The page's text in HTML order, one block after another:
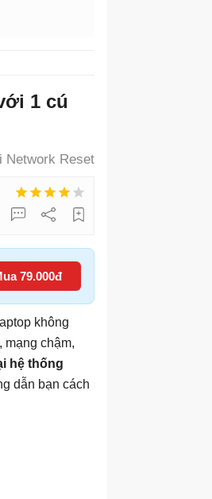
1 cú
Network Reset
79.000đ
không
chậm,
hệ thống
dẫn bạn cách